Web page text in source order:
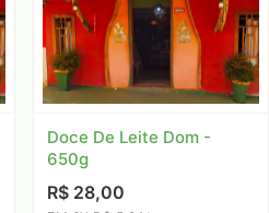
Doce De Leite Dom -
650g
R$ 28,00